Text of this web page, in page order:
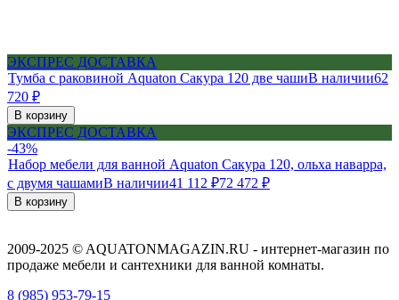
ЭКСПРЕС ДОСТАВКА
Тумба с раковиной Aquaton Сакура 120 две чашиВ наличии62
720 ₽
В корзину
ЭКСПРЕС ДОСТАВКА
-43%
Набор мебели для ванной Aquaton Сакура 120, ольха наварра,
с двумя чашамиВ наличии41 112 ₽72 472 ₽
В корзину
2009-2025 © AQUATONMAGAZIN.RU - интернет-магазин по
продаже мебели и сантехники для ванной комнаты.
8 (985) 953-79-15